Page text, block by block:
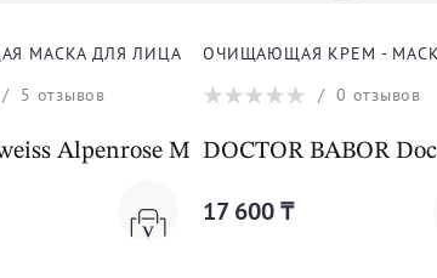
МАСКА ДЛЯ ЛИЦА
/ 5 отзывов
Alpenrose Mask
ОЧИЩАЮЩАЯ КРЕМ -
/0 отзывов
DOCTOR BABOR
17 600 ₸